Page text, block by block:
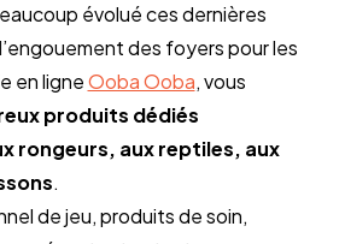
évolué ces dernières
des foyers pour les
en ligne Ooba Ooba, vous
produits dédiés
rongeurs, aux reptiles, aux
.
de jeu, produits de soin,